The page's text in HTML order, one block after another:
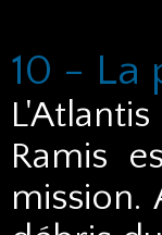
10 - La
Ramis
mission.